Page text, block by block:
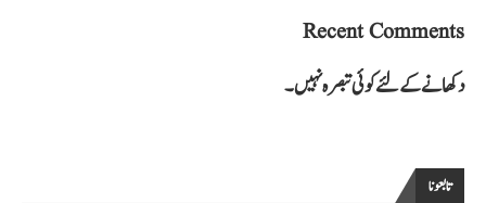
Recent Comments
دکھانے کے لئے کوئی تبصرہ نہیں۔
تابعونا